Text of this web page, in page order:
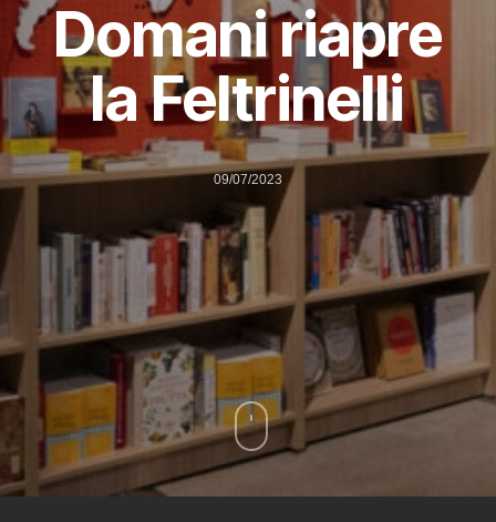
Domani riapre
la Feltrinelli
09/07/2023